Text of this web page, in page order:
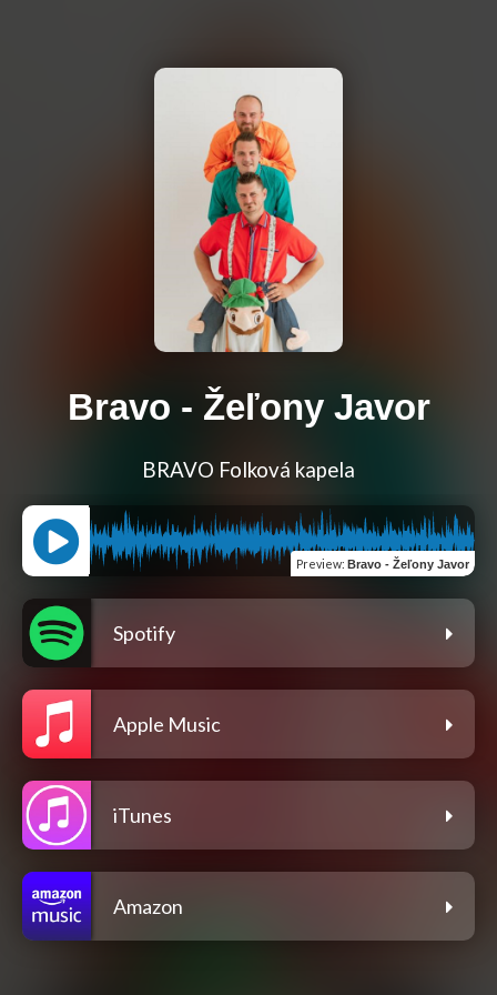
Bravo - Žeľony Javor
BRAVO Folková kapela
Preview: Bravo - Žeľony Javor
Spotify
Apple Music
iTunes
Amazon